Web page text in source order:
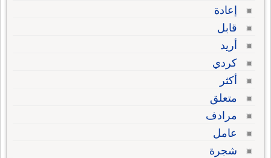
إعادة
قابل
أريد
كردي
أكثر
متعلق
مرادف
عامل
شجرة